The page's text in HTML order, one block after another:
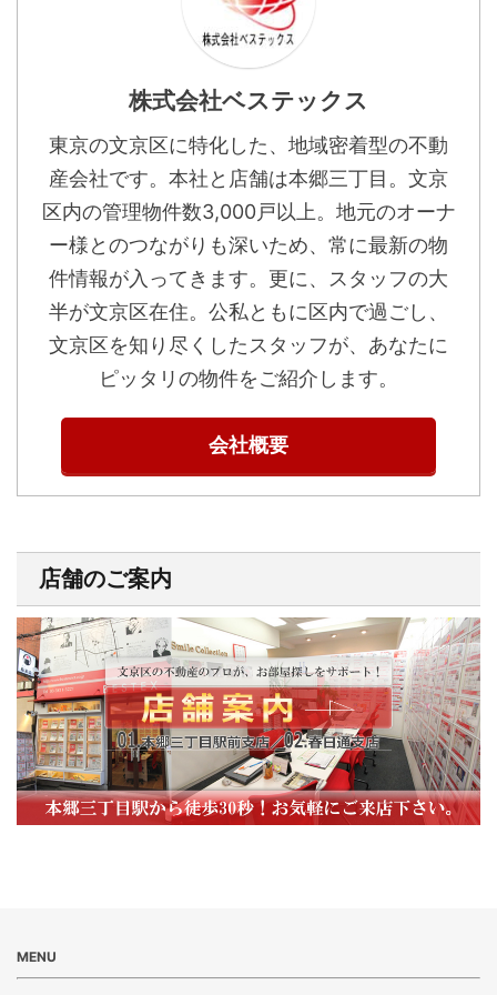
株式会社ベステックス
東京の文京区に特化した、地域密着型の不動
産会社です。本社と店舗は本郷三丁目。文京
区内の管理物件数3,000戸以上。地元のオーナ
ー様とのつながりも深いため、常に最新の物
件情報が入ってきます。更に、スタッフの大
半が文京区在住。公私ともに区内で過ごし、
文京区を知り尽くしたスタッフが、あなたに
ピッタリの物件をご紹介します。
会社概要
店舗のご案内
MENU